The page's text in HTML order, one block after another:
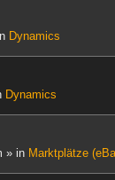
Dynamics
Dynamics
» in Marktplätze